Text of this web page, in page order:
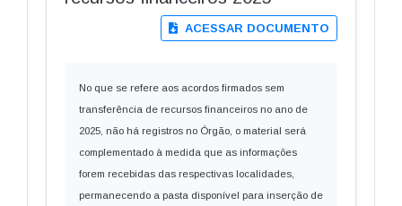
ACESSAR DOCUMENTO
No que se refere aos acordos firmados sem
transferência de recursos financeiros no ano de
2025, não há registros no Órgão, o material será
complementado à medida que as informações
forem recebidas das respectivas localidades,
permanecendo a pasta disponível para inserção de